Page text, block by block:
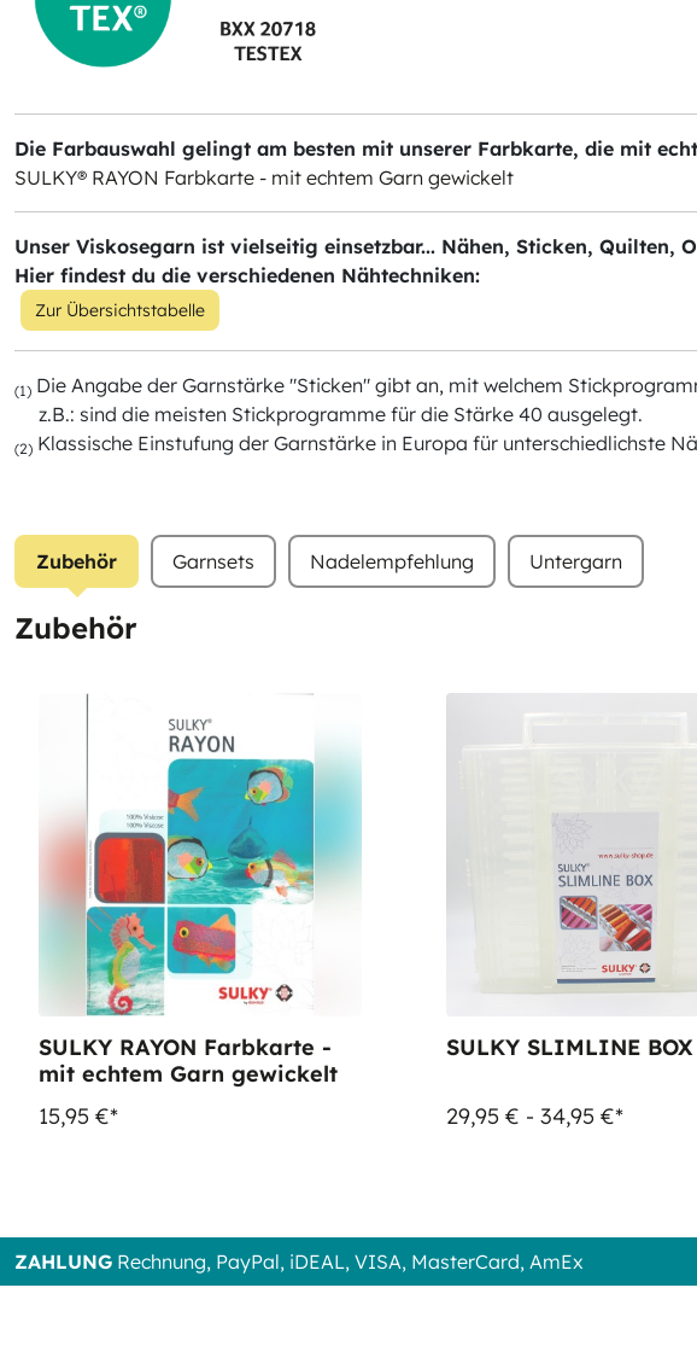
Die Farbauswahl gelingt am besten mit unserer Farbkarte, die mit
SULKY® RAYON Farbkarte - mit echtem Garn gewickelt
Unser Viskosegarn ist vielseitig einsetzbar... Nähen, Sticken, Quilten,
Hier findest du die verschiedenen Nähtechniken:
Zur Übersichtstabelle
(1) Die Angabe der Garnstärke "Sticken" gibt an, mit welchem
z.B.: sind die meisten Stickprogramme für die Stärke 40 ausgelegt.
(2) Klassische Einstufung der Garnstärke in Europa für unterschiedlichste
Zubehör Garnsets Nadelempfehlung Untergarn
Zubehör
SULKY RAYON Farbkarte -
mit echtem Garn gewickelt
15,95 €*
SULKY SLIMLINE
29,95 € - 34,95 €*
ZAHLUNG Rechnung, PayPal, iDEAL, VISA, MasterCard, AmEx